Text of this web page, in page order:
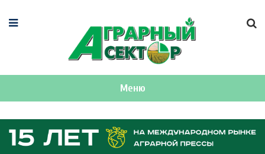
Меню